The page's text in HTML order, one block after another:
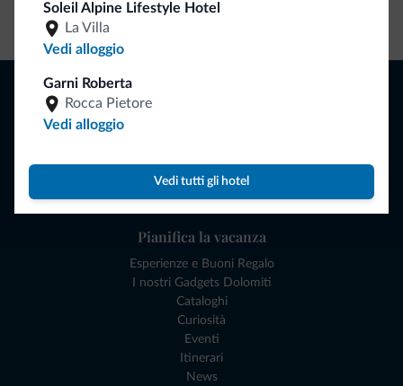
Soleil Alpine Lifestyle Hotel
La Villa
Vedi alloggio
Garni Roberta
Rocca Pietore
Vedi alloggio
Vedi tutti gli hotel
Vai allo shop
Cosa fare
Pianifica la vacanza
Esperienze e Buoni Regalo
I nostri Gadgets Dolomiti
Cataloghi
Curiosità
Eventi
Itinerari
News